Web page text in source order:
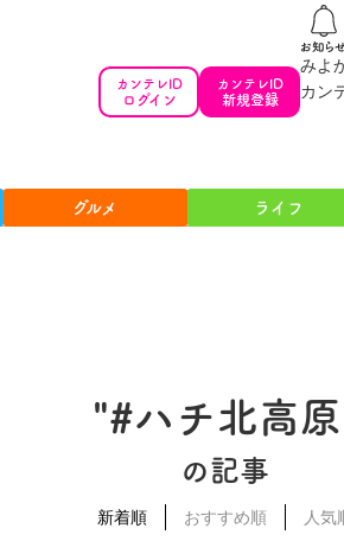
カンテレID
ログイン
カンテレID
新規登録
みよ
カン
グルメ ライフ
"#ハチ北高
の記事
新着順 おすすめ順 人気